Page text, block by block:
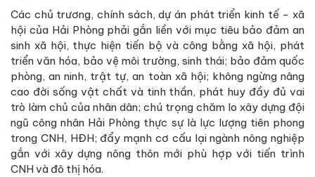
Các chủ trương, chính sách, dự án phát triển kinh tế - xã
hội của Hải Phòng phải gắn liền với mục tiêu bảo đảm an
sinh xã hội, thực hiện tiến bộ và công bằng xã hội, phát
triển văn hóa, bảo vệ môi trường, sinh thái; bảo đảm quốc
phòng, an ninh, trật tự, an toàn xã hội; không ngừng nâng
cao đời sống vật chất và tinh thần, phát huy đầy đủ vai
trò làm chủ của nhân dân; chú trọng chăm lo xây dựng đội
ngũ công nhân Hải Phòng thực sự là lực lượng tiên phong
trong CNH, HĐH; đẩy mạnh cơ cấu lại ngành nông nghiệp
gắn với xây dựng nông thôn mới phù hợp với tiến trình
CNH và đô thị hóa.